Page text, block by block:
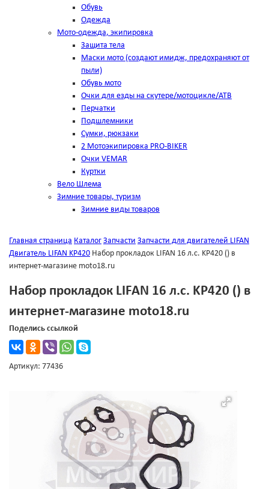
Обувь
Одежда
Мото-одежда, экипировка
Защита тела
Маски мото (создают имидж, предохраняют от
пыли)
Обувь мото
Очки для езды на скутере/мотоцикле/АТВ
Перчатки
Подшлемники
Сумки, рюкзаки
2 Мотоэкипировка PRO-BIKER
Очки VEMAR
Куртки
Вело Шлема
Зимние товары, туризм
Зимние виды товаров
Главная страница Каталог Запчасти Запчасти для двигателей LIFAN
Двигатель LIFAN KP420 Набор прокладок LIFAN 16 л.с. KP420 () в
интернет-магазине moto18.ru
Набор прокладок LIFAN 16 л.с. KP420 () в
интернет-магазине moto18.ru
Поделись ссылкой
Артикул: 77436